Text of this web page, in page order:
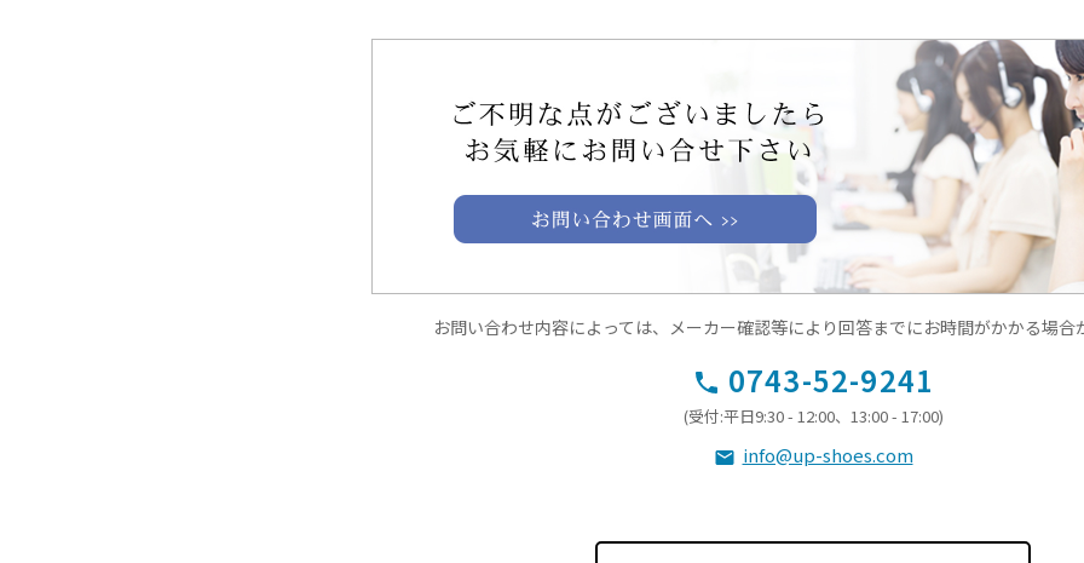
お問い合わせ内容によっては、メーカー確認等により回答までにお時間がかかる場合
0743-52-9241
(受付:平日9:30 - 12:00、13:00 - 17:00)
info@up-shoes.com